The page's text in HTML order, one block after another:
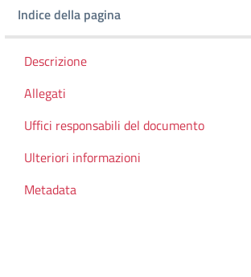
Indice della pagina
Indice della pagina
Descrizione
Allegati
Uffici responsabili del documento
Ulteriori informazioni
Metadata